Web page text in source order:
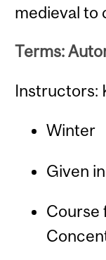
medieval to
Terms:
Instructors:
Winter
Given
Course